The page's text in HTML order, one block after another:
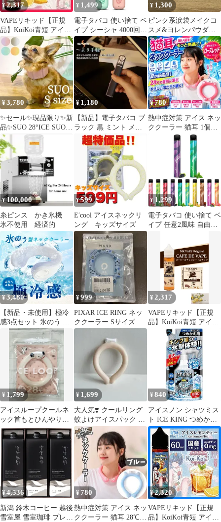
¥2,317
VAPEリキッド【正規
品】KoiKoi青短 アイス
レモンティー - 爽快さ
満点！- ニコチンフリ
ー電子タバコ用リキッ
ド【メッセージカード
付き】 [koikoi アイス
レモンティー]
¥ 1,499
電子タバコ 使い捨て ベ
イプ シーシャ 4000回吸
引 任意2風味 13種フレ
ーバー VAPE 大容量 爆
煙 禁煙パイポ 水蒸気タ
バコ ニコチンなし ター
ルなし KIRI ZEROシリ
ーズ
¥ 1,300
ピンク系涙袋メイクコ
スメ&ヨレンパウダ
ー セット
¥3,780
✨セール✨現品限り✨新
品✨SUO 28°ICE SUOバ
ンド 犬 暑さ対策
¥ 1,180
【新品】電子タバコ ブ
ラック 黒 ミント メン
ソール 繰り返し使える
リキッド
¥780
熱中症対策 アイス ネッ
ククーラー 猫耳 1個
28℃ 凍結 首ひんやり
¥100,000
糸ピンス かき氷機
氷不使用 経済的
¥599
E′cool アイスネックリ
ング キッズサイズ
¥ 1,299
電子タバコ 使い捨て ベ
イプ 任意2風味 自由に
ーシャ 爆煙 3000回吸引
可能 大容量 VAPE 水蒸
気タバコ 禁煙 ニコチン
無し タール無し
¥3,480
【新品・未使用】極冷
感3点セット 氷のう ネ
ッククーラー 2026改良
版 冷感タオル付き 保冷
袋付き アイスクールリ
ング アイスネックリン
グ 大人 子ども ひんや
り 冷却 熱中症 暑さ対
策 冷感グッズ 首 アイ
シング 野球 スポーツ
観戦 屋外 作業
¥999
PIXAR ICE RING ネッ
ククーラー Sサイズ
¥ 2,317
VAPEリキッド【正規
品】KoiKoi青短 アイス
レモンティー - 爽快さ
満点！- ニコチンフリ
ー電子タバコ用リキッ
ド【メッセージカード
付き】 [koikoi アイス
レモンティー]
¥ 1,799
アイスループクールネ
ック首もとひんやりキ
ープSサイズPEANUTS
スヌーピー新品
¥ 1,699
大人気❣️ クールリング
蚊よけアイスパック ア
イスネックリング
¥ 840
アイスノン シャツミス
ト ICE KING つめかえ
用 280mL 冷却スプレー
冷感 ひんやり 冷たい
服にかける 消臭 除菌
暑さ対策 詰め替え
¥4,536
新潟 鈴木コーヒー 越後
雪室屋 雪室珈琲 プレミ
¥780
熱中症対策 アイス ネッ
ククーラー 猫耳 28℃
¥2,320
VAPEリキッド【正規
品】KoiKoi青短 アイス